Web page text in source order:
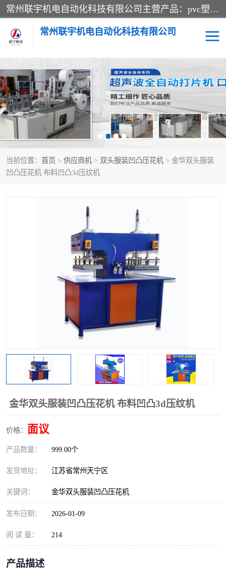
常州联宇机电自动化科技有限公司主营产品：pvc塑料焊机、高频热合机、软膜天花压边机、服装布料凹凸压花机、布料3d压印设备、服装植胶设备、超声波布料花边机、无纺布热合机、全自动压花机。
常州联宇机电自动化科技有限公司
当前位置： 首页 > 供应商机 > 双头服装凹凸压花机 > 金华双头服装
凹凸压花机 布料凹凸3d压纹机
金华双头服装凹凸压花机 布料凹凸3d压纹机
价格： 面议
产品数量： 999.00个
发货地址： 江苏省常州天宁区
关键词： 金华双头服装凹凸压花机
发布日期： 2026-01-09
阅 读 量： 214
产品描述
压花定型机以及压花模具 超声波热合机
高频热合机 超声波花边机
超声波复合压花机 凹凸压花机压标机
3040凹凸压花机 双头服装凹凸压花机
自动超声波打片成型机
泡壳包装封口机 海绵产品成型机
其他超声波系列